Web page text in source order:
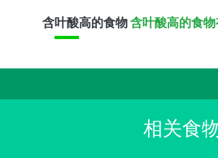
含叶酸高的食物含叶酸高的食
相关食